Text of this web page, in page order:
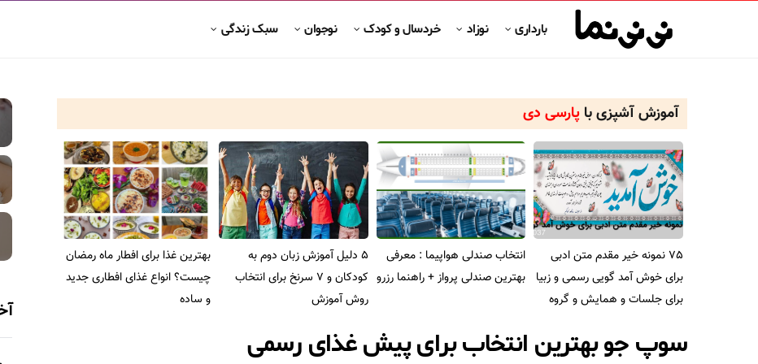
بارداری نوزاد خردسال و کودک نوجوان سبک زندگی
آموزش آشپزی با پارسی دی
75 نمونه خیر مقدم متن ادبی
برای خوش آمد گویی رسمی و زبیا
برای جلسات و همایش و گروه
انتخاب صندلی هواپیما : معرفی
بهترین صندلی پرواز + راهنما رزرو
5 دلیل آموزش زبان دوم به
کودکان و 7 سرنخ برای انتخاب
روش آموزش
بهترین غذا برای افطار ماه رمضان
چیست؟ انواع غذای افطاری جدید
و ساده
سوپ جو بهترین انتخاب برای پیش غذای رسمی